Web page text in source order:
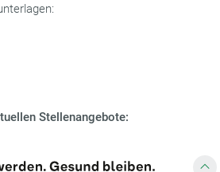
Stellenangebote: